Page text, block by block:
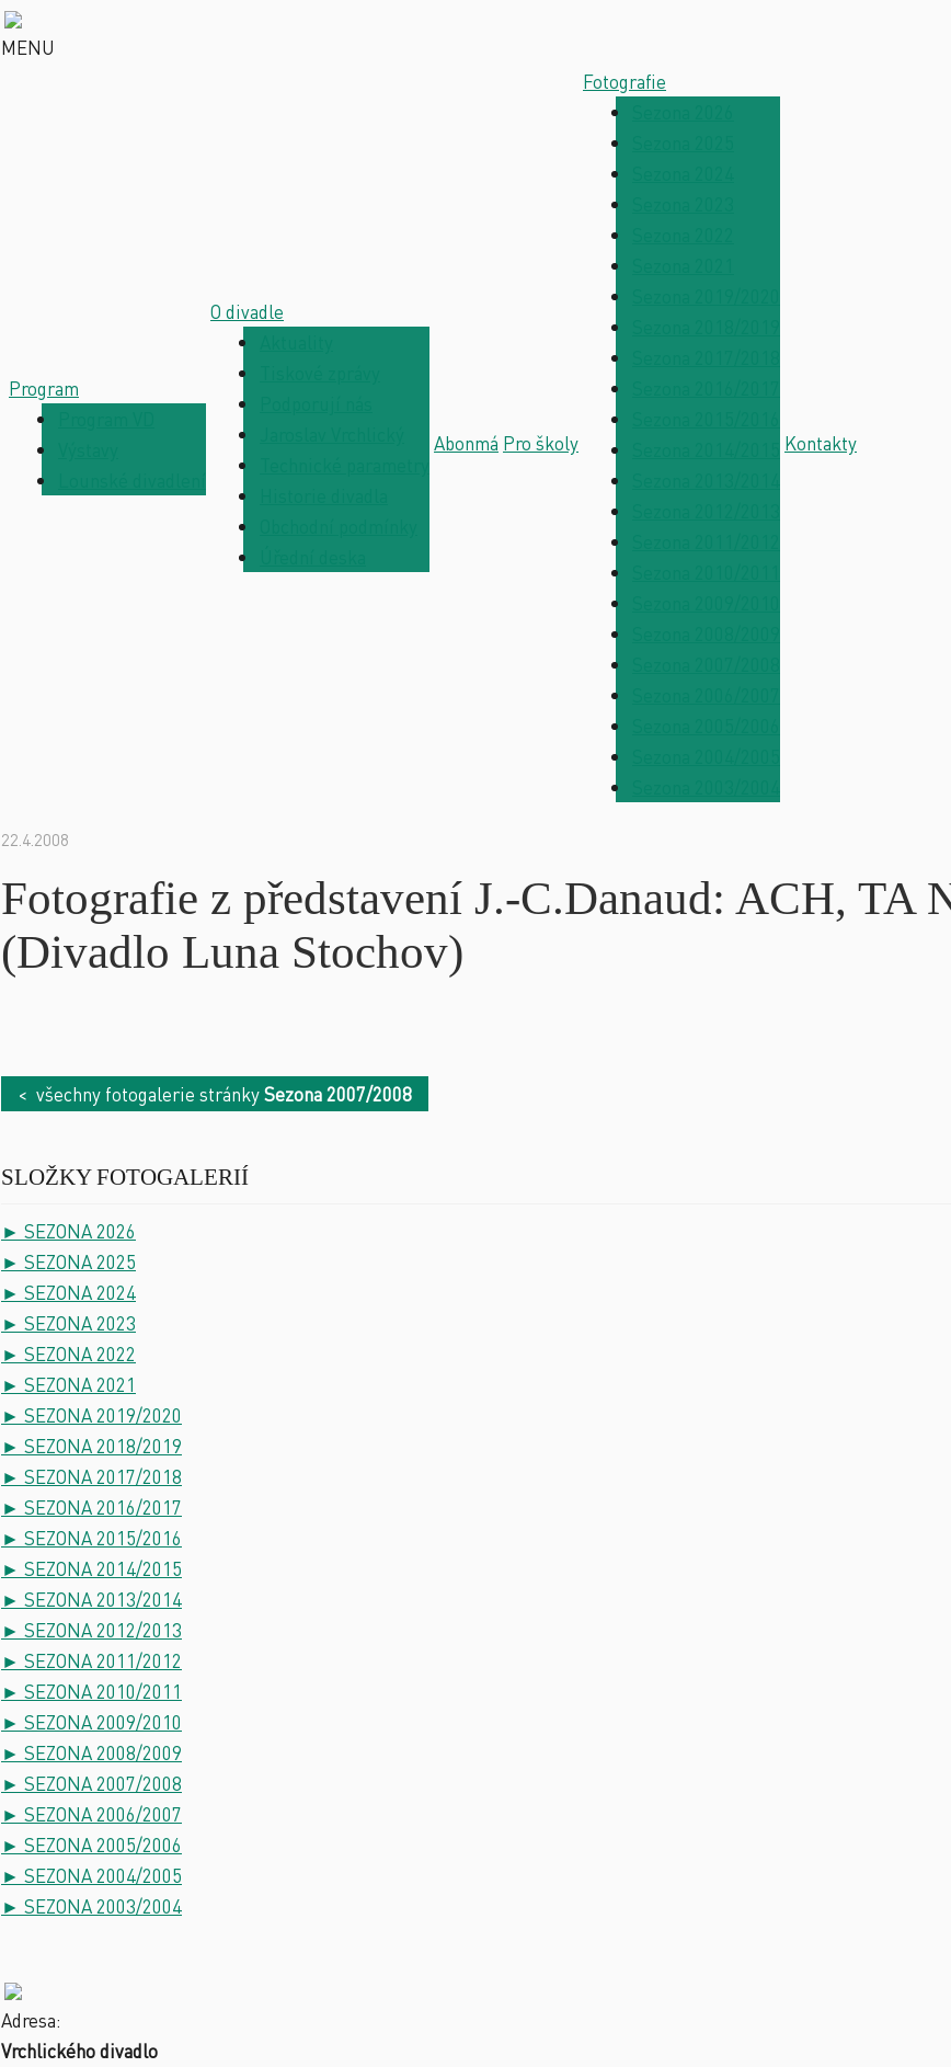
MENU
Program
O divadle
Abonmá Pro školy
Fotografie
Kontakty
22.4.2008
Fotografie z představení J.-C.Danaud: ACH,
(Divadlo Luna Stochov)
< všechny fotogalerie stránkySezona 2007/2008
SLOŽKY FOTOGALERIÍ
► SEZONA 2026
► SEZONA 2025
► SEZONA 2024
► SEZONA 2023
► SEZONA 2022
► SEZONA 2021
► SEZONA 2019/2020
► SEZONA 2018/2019
► SEZONA 2017/2018
► SEZONA 2016/2017
► SEZONA 2015/2016
► SEZONA 2014/2015
► SEZONA 2013/2014
► SEZONA 2012/2013
► SEZONA 2011/2012
► SEZONA 2010/2011
► SEZONA 2009/2010
► SEZONA 2008/2009
► SEZONA 2007/2008
► SEZONA 2006/2007
► SEZONA 2005/2006
► SEZONA 2004/2005
► SEZONA 2003/2004
Adresa:
Vrchlického divadlo